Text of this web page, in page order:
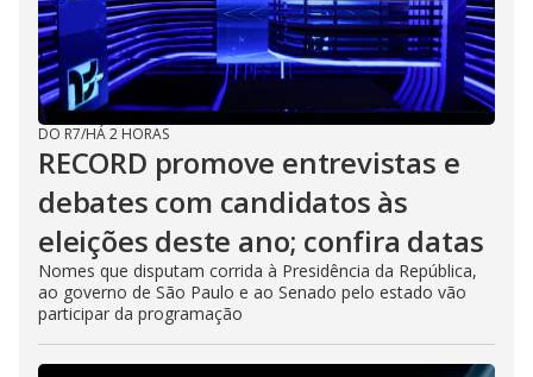
DO R7/HÁ 2 HORAS
RECORD promove entrevistas e
debates com candidatos às
eleições deste ano; confira datas
Nomes que disputam corrida à Presidência da República,
ao governo de São Paulo e ao Senado pelo estado vão
participar da programação